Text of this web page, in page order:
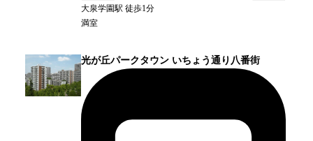
大泉学園駅 徒歩1分
満室
光が丘パークタウン いちょう通り八番街